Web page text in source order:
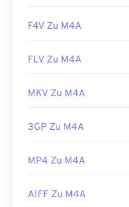
F4V Zu M4A
FLV Zu M4A
MKV Zu M4A
3GP Zu M4A
MP4 Zu M4A
AIFF Zu M4A